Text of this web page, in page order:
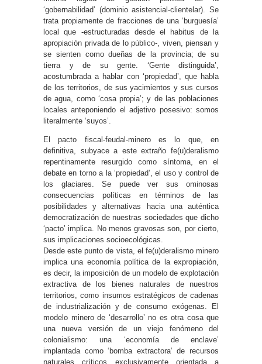
‘gobernabilidad’ (dominio asistencial-clientelar). Se
trata propiamente de fracciones de una ‘burguesía’
local que -estructuradas desde el habitus de la
apropiación privada de lo público-, viven, piensan y
se sienten como dueñas de la provincia; de su
tierra y de su gente. ‘Gente distinguida’,
acostumbrada a hablar con ‘propiedad’, que habla
de los territorios, de sus yacimientos y sus cursos
de agua, como ‘cosa propia’; y de las poblaciones
locales anteponiendo el adjetivo posesivo: somos
literalmente ‘suyos’.
El pacto fiscal-feudal-minero es lo que, en
definitiva, subyace a este extraño fe(u)deralismo
repentinamente resurgido como síntoma, en el
debate en torno a la ‘propiedad’, el uso y control de
los glaciares. Se puede ver sus ominosas
consecuencias políticas en términos de las
posibilidades y alternativas hacia una auténtica
democratización de nuestras sociedades que dicho
‘pacto’ implica. No menos gravosas son, por cierto,
sus implicaciones socioecológicas.
Desde este punto de vista, el fe(u)deralismo minero
implica una economía política de la expropiación,
es decir, la imposición de un modelo de explotación
extractiva de los bienes naturales de nuestros
territorios, como insumos estratégicos de cadenas
de industrialización y de consumo exógenas. El
modelo minero de ‘desarrollo’ no es otra cosa que
una nueva versión de un viejo fenómeno del
colonialismo: una ‘economía de enclave’
implantada como ‘bomba extractora’ de recursos
naturales críticos exclusivamente orientada a